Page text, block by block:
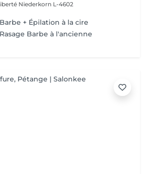
Niederkorn L-4602
+ Épilation à la cire
Barbe à l'ancienne